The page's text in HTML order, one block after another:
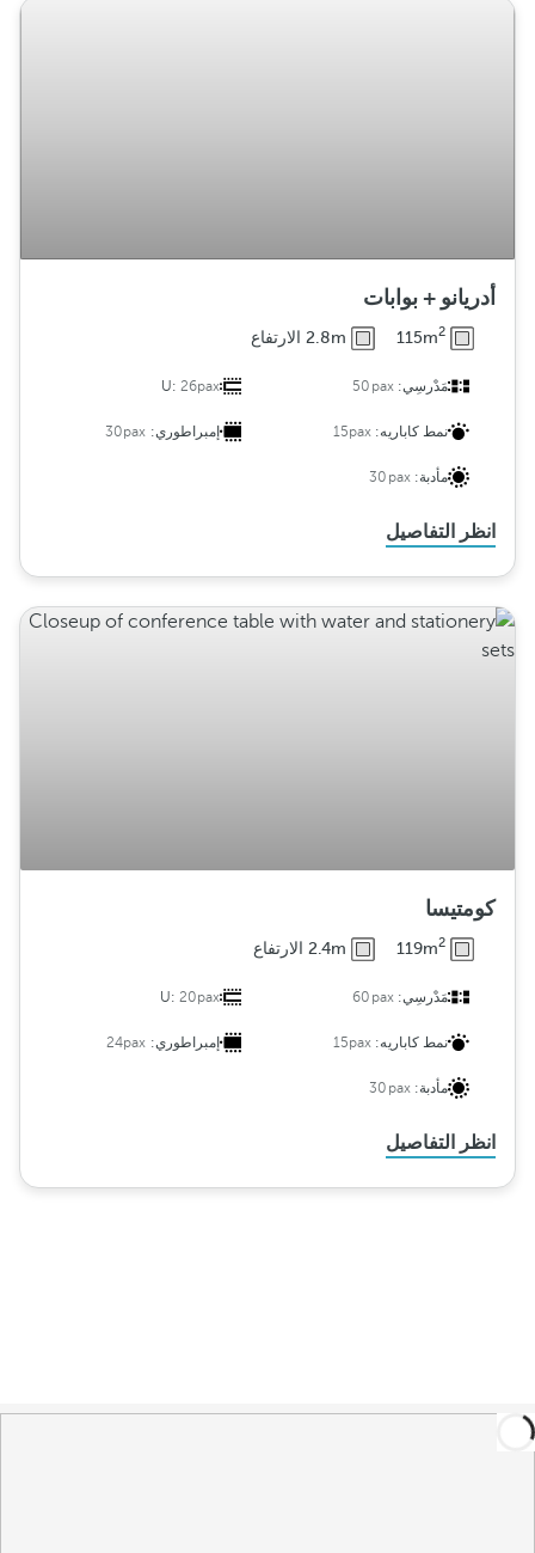
أدريانو + بوابات
115m2 2.8m الارتفاع
مَدْرسِي:50pax
U: 26pax
نمط كاباريه: 15pax إمبراطوري: 30pax
مأدبة:30pax
انظر التفاصيل
كومتيسا
119m2 2.4m الارتفاع
مَدْرسِي:60pax
U: 20pax
نمط كاباريه: 15pax إمبراطوري: 24pax
مأدبة:30pax
انظر التفاصيل